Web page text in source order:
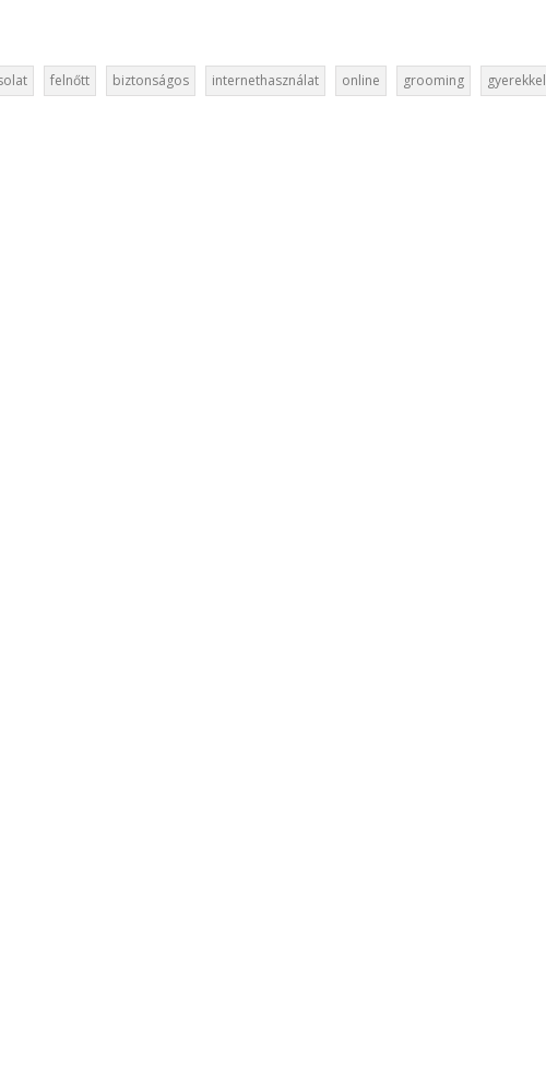
felnőtt biztonságos internethasználat online grooming gyerekkel